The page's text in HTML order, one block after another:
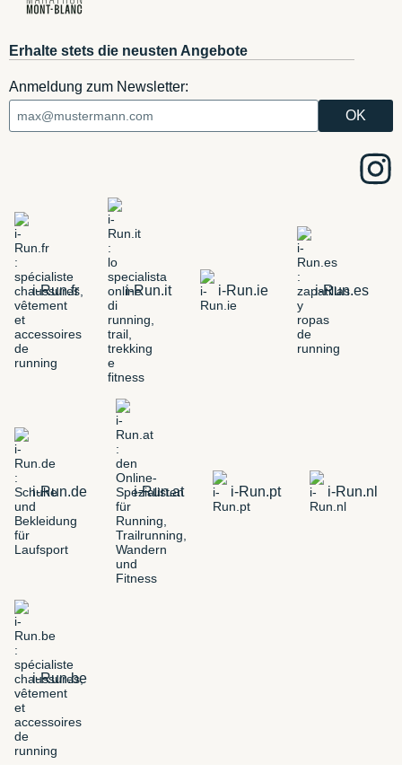
Erhalte stets die neusten Angebote
Anmeldung zum Newsletter:
i-Run.fr i-Run.it i-Run.ie i-Run.es
i-Run.de i-Run.at i-Run.pt i-Run.nl
i-Run.be